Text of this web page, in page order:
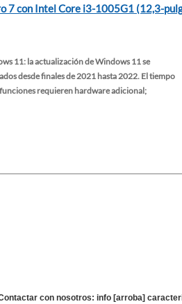
7 con Intel Core i3-1005G1 (12,3-
11: la actualización de Windows 11 se
desde finales de 2021 hasta 2022. El tiempo
requieren hardware adicional;
con nosotros: info [arroba]